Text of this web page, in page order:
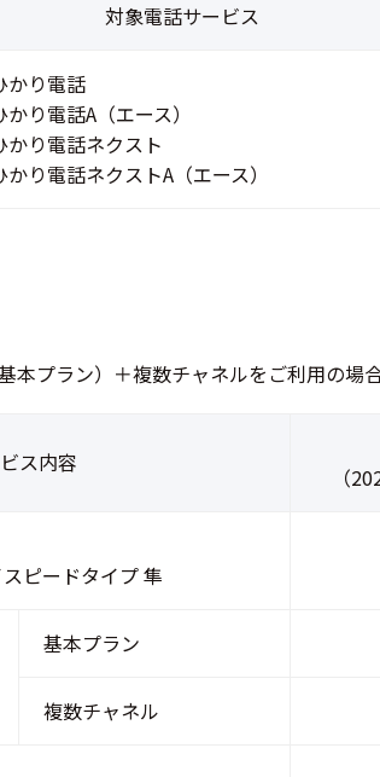
対象電話サービス
かり電話
かり電話A（エース）
かり電話ネクスト
かり電話ネクストA（エース）
本プラン）＋複数チャネルをご利用の場
ス内容
（
ピードタイプ 隼
基本プラン
複数チャネル